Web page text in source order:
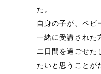
た。
自身の子が、ベビ
一緒に受講された
二日間を過ごせた
たいと思うことが